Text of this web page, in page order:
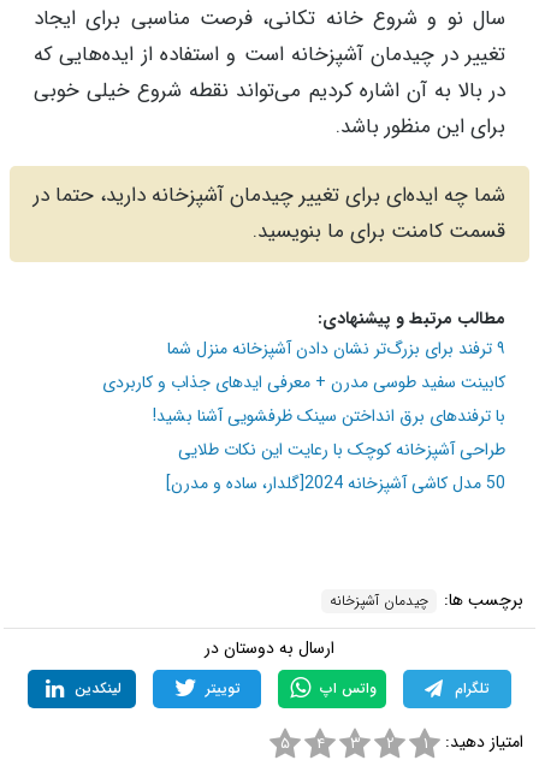
سال نو و شروع خانه تکانی، فرصت مناسبی برای ایجاد
تغییر در چیدمان آشپزخانه است و استفاده از ایده‌هایی که
در بالا به آن اشاره کردیم می‌تواند نقطه شروع خیلی خوبی
برای این منظور باشد.
شما چه ایده‌ای برای تغییر چیدمان آشپزخانه دارید، حتما در
قسمت کامنت برای ما بنویسید.
مطالب مرتبط و پیشنهادی:
کابینت سفید طوسی مدرن + معرفی اید‌های جذاب و کاربردی
با ترفندهای برق انداختن سینک ظرفشویی آشنا بشید‍!
طراحی آشپزخانه کوچک با رعایت این نکات طلایی
50 مدل کاشی آشپزخانه 2024[گلدار، ساده و مدرن]
برچسب ها: چیدمان آشپزخانه
ارسال به دوستان در
تلگرام واتس اپ توییتر لینکدین
امتیاز دهید: ۱ ۲ ۳ ۴ ۵